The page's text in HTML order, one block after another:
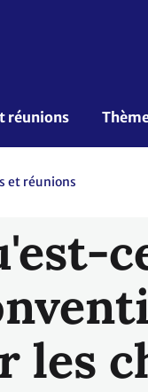
réunions
et réunions
les